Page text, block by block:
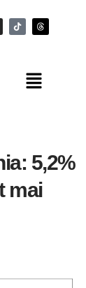
5,2%
mai